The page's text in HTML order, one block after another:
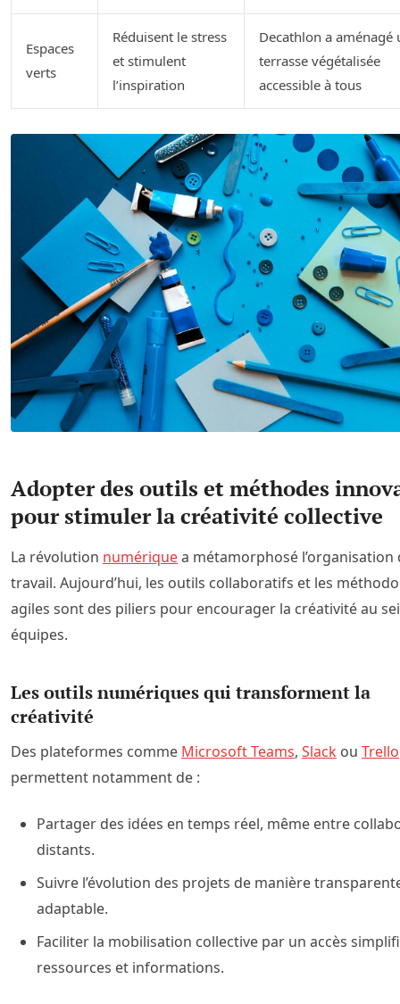
Espaces
verts
Réduisent le stress
et stimulent
l’inspiration
Decathlon a aménagé
terrasse végétalisée
accessible à tous
Adopter des outils et méthodes
pour stimuler la créativité collective
La révolution numériquea métamorphosé l’organisation
travail. Aujourd’hui, les outils collaboratifs et les
agiles sont des piliers pour encourager la créativité au
équipes.
Les outils numériques qui transforment la
créativité
Des plateformes comme Microsoft Teams, Slack ou Trello
permettent notamment de :
Partager des idées en temps réel, même entre
distants.
Suivre l’évolution des projets de manière
adaptable.
Faciliter la mobilisation collective par un accès
ressources et informations.